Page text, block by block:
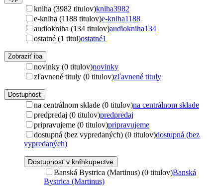
kniha (3982 titulov)kniha3982
e-kniha (1188 titulov)e-kniha1188
audiokniha (134 titulov)audiokniha134
ostatné (1 titul)ostatné1
Zobraziť iba
novinky (0 titulov)novinky
zľavnené tituly (0 titulov)zľavnené tituly
Dostupnosť
na centrálnom sklade (0 titulov)na centrálnom sklade
predpredaj (0 titulov)predpredaj
pripravujeme (0 titulov)pripravujeme
dostupná (bez vypredaných) (0 titulov)dostupná (bez
vypredaných)
Dostupnosť v kníhkupectve
Banská Bystrica (Martinus) (0 titulov)Banská
Bystrica (Martinus)